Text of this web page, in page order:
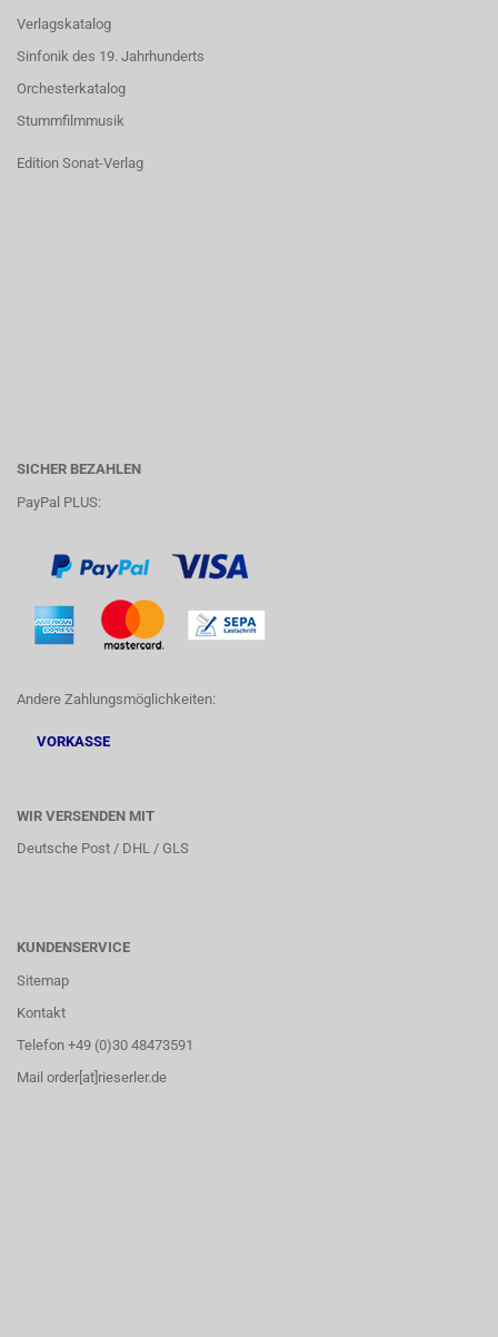
Verlagskatalog
Sinfonik des 19. Jahrhunderts
Orchesterkatalog
Stummfilmmusik
Edition Sonat-Verlag
SICHER BEZAHLEN
PayPal PLUS:
Andere Zahlungsmöglichkeiten:
VORKASSE
WIR VERSENDEN MIT
Deutsche Post / DHL / GLS
KUNDENSERVICE
Sitemap
Kontakt
Telefon +49 (0)30 48473591
Mail order[at]rieserler.de